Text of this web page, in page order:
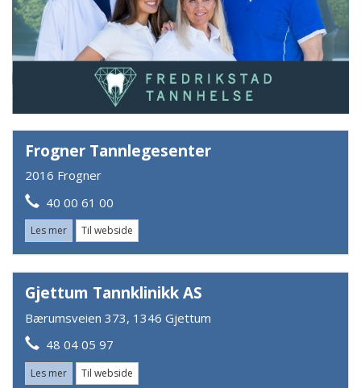
Frogner Tannlegesenter
2016 Frogner
40 00 61 00
Les mer Til webside
Gjettum Tannklinikk AS
Bærumsveien 373, 1346 Gjettum
48 04 05 97
Les mer Til webside